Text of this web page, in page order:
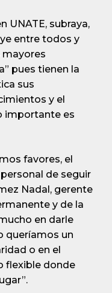
UNATE, subraya,
entre todos y
mayores
pues tienen la
sus
y el
importante es
favores, el
de seguir
Nadal, gerente
y de la
en darle
queríamos un
o en el
flexible donde